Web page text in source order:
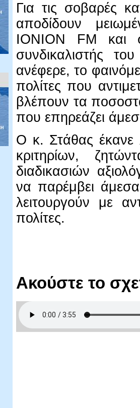
Για τις σοβαρές
αποδίδουν
IONION FM και
συνδικαλιστής
ανέφερε, το
πολίτες που
βλέπουν τα
που επηρεάζει
Ο κ. Στάθας έκανε
κριτηρίων,
διαδικασιών
να παρέμβει
λειτουργούν με
πολίτες.
Ακούστε το